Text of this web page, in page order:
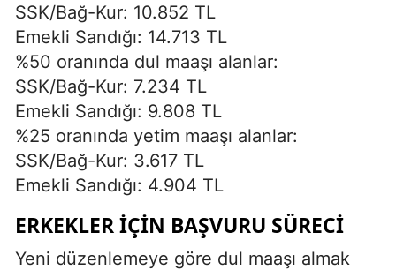
SSK/Bağ-Kur: 10.852 TL
Emekli Sandığı: 14.713 TL
%50 oranında dul maaşı alanlar:
SSK/Bağ-Kur: 7.234 TL
Emekli Sandığı: 9.808 TL
%25 oranında yetim maaşı alanlar:
SSK/Bağ-Kur: 3.617 TL
Emekli Sandığı: 4.904 TL
ERKEKLER İÇIN BAŞVURU SÜRECI
Yeni düzenlemeye göre dul maaşı almak